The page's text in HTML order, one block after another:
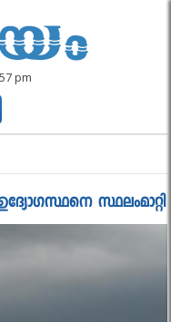
pm
സ്ഥലംമാറ്റി